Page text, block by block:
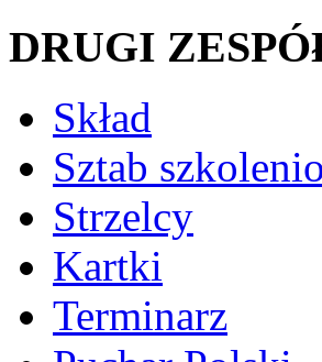
DRUGI
Skład
Sztab
Strzelcy
Kartki
Terminarz